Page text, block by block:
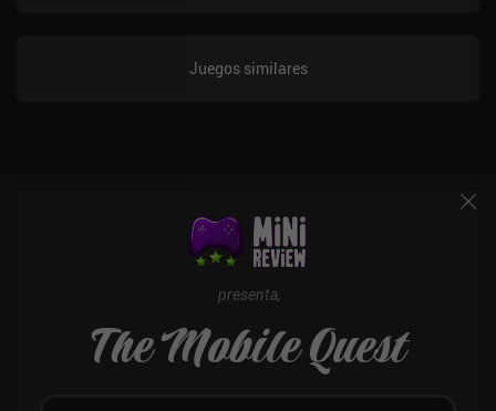
Juegos similares
presenta,
The Mobile Quest